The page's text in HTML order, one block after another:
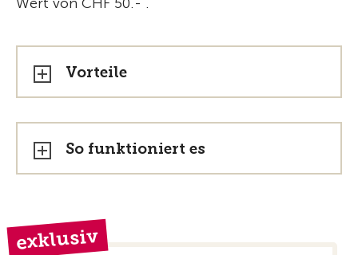
Vorteile
So funktioniert es
exklusiv